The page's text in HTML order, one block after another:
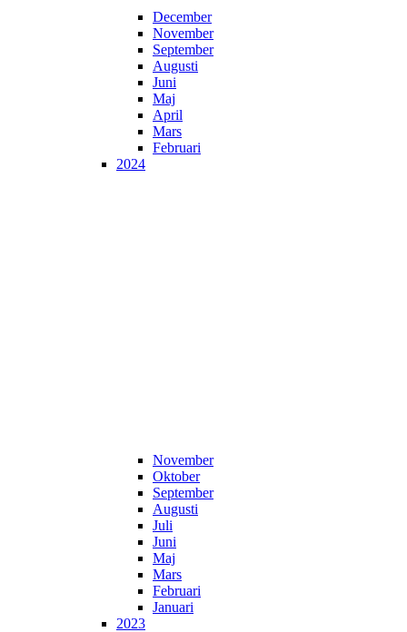
December
November
September
Augusti
Juni
Maj
April
Mars
Februari
2024
November
Oktober
September
Augusti
Juli
Juni
Maj
Mars
Februari
Januari
2023